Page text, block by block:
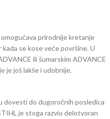
omogućava prirodnije kretanje
se kose veće površine. U
ili šumarskim ADVANCE
je još lakše i udobnije.
dovesti do dugoročnih posledica
je stoga razvio delotvoran